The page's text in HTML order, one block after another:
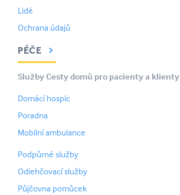
Lidé
Ochrana údajů
PÉČE
Služby Cesty domů pro pacienty a klienty
Domácí hospic
Poradna
Mobilní ambulance
Podpůrné služby
Odlehčovací služby
Půjčovna pomůcek